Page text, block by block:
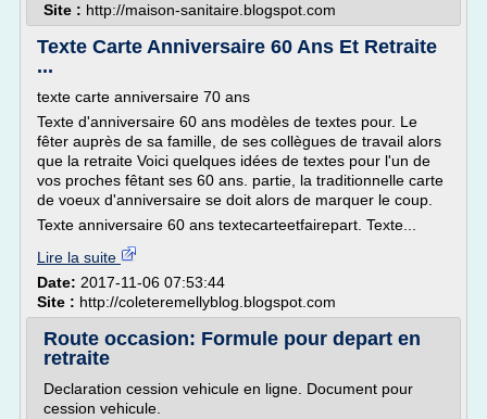
Site : http://maison-sanitaire.blogspot.com
Texte Carte Anniversaire 60 Ans Et Retraite
...
texte carte anniversaire 70 ans
Texte d'anniversaire 60 ans modèles de textes pour. Le
fêter auprès de sa famille, de ses collègues de travail alors
que la retraite Voici quelques idées de textes pour l'un de
vos proches fêtant ses 60 ans. partie, la traditionnelle carte
de voeux d'anniversaire se doit alors de marquer le coup.
Texte anniversaire 60 ans textecarteetfairepart. Texte...
Lire la suite
Date: 2017-11-06 07:53:44
Site : http://coleteremellyblog.blogspot.com
Route occasion: Formule pour depart en
retraite
Declaration cession vehicule en ligne. Document pour
cession vehicule.